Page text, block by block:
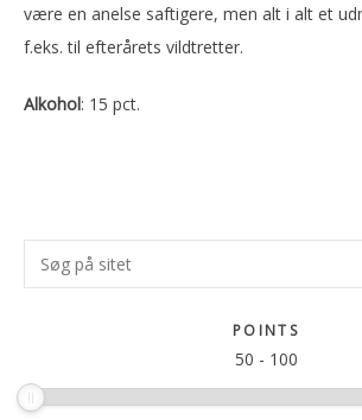
være en anelse saftigere, men alt i alt et
f.eks. til efterårets vildtretter.
Alkohol: 15 pct.
Primær
Sidebar
Søg
på
POINTS
50 - 100